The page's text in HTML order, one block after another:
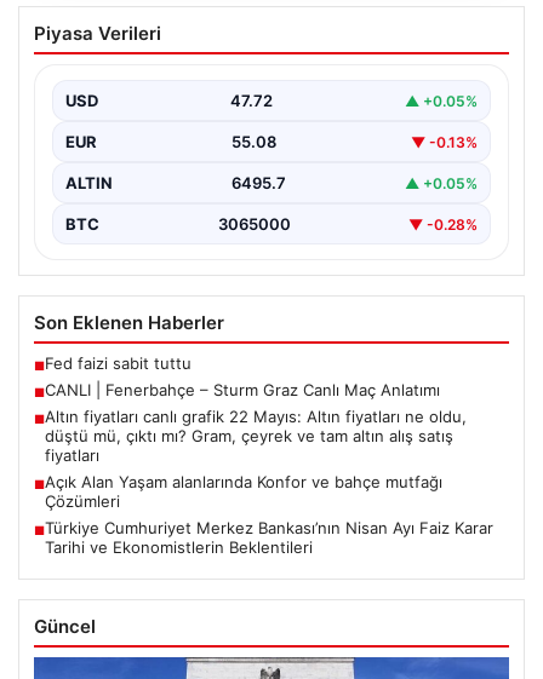
CANLI | Fenerbahçe – Sturm Graz Canlı
Maç Anlatımı
Piyasa Verileri
USD 47.72 ▲ +0.05%
EUR 55.08 ▼ -0.13%
ALTIN 6495.7 ▲ +0.05%
BTC 3065000 ▼ -0.28%
Son Eklenen Haberler
■Fed faizi sabit tuttu
■CANLI | Fenerbahçe – Sturm Graz Canlı Maç Anlatımı
■Altın fiyatları canlı grafik 22 Mayıs: Altın fiyatları ne oldu,
düştü mü, çıktı mı? Gram, çeyrek ve tam altın alış satış
fiyatları
■Açık Alan Yaşam alanlarında Konfor ve bahçe mutfağı
Çözümleri
■Türkiye Cumhuriyet Merkez Bankası’nın Nisan Ayı Faiz Karar
Tarihi ve Ekonomistlerin Beklentileri
Güncel